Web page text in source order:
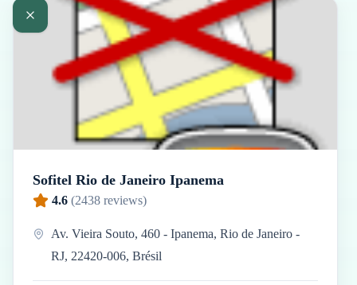
Sofitel Rio de Janeiro Ipanema
4.6 (2438 reviews)
Av. Vieira Souto, 460 - Ipanema, Rio de Janeiro -
RJ, 22420-006, Brésil